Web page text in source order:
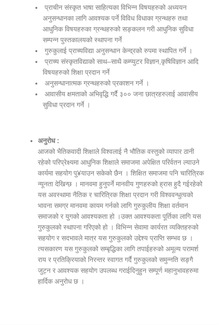
प्राचीन संस्कृत भाषा साहित्यका विभिन्न विषयहरुको अध्ययन
अनुसन्धानका लागि आवश्यक पर्ने विविध विधाका ग्रन्थहरु तथा
आधुनिक विषयहरुका ग्रन्थहरुको सङ्कलन गरी आधुनिक सुविधा
सम्पन्न पुस्तकालयको स्थापना गर्ने
गुरुकुलाई प्राच्यविद्या अनुसन्धान केन्द्रको रुपमा स्थापित गर्ने ।
प्राच्य संस्कृतविद्याको साथ–साथै कम्प्युटर विज्ञान,कृषिविज्ञान आदि
विषयहरुको शिक्षा प्रदान गर्ने
अनुसन्धानात्मक ग्रन्थहरुको प्रकाशन गर्ने ।
आवासीय क्षमताको अभिवृद्धि गर्दै ३०० जना छात्रहरुलाई आवासीय
सुविधा प्रदान गर्ने ।
अनुरोध :
आजको भैतिकवादी शिक्षाले विश्वलाई नै भौतिक वस्तुको व्यापार ठानी
रहेको परिप्रेक्ष्यमा आधुनिक शिक्षाले समाजमा अपेक्षित परिर्वतन ल्याउने
कार्यमा सहयोग पु¥याउन सकेको छैन । शिक्षित समाजमा पनि चारित्रिक
न्यूनता देखिन्छ । मानवमा हुनुपर्ने मानवीय गुणहरुको ह्रास हुदै गईरहेको
यस अवस्थामा नैतिक र चारित्रिक शिक्षा प्रदान गरी विश्ववन्धुत्वको
भावना समग्र मानवमा कायम गर्नको लागि गुरुकुलीय शिक्षा वर्तमान
समाजको र युगको आवश्यकता हो ।उक्त आवश्यकता पूर्तिका लागि यस
गुरुकुलको स्थापना गरिएको हो । विभिन्न सेवामा कार्यरत व्यक्तिहरुको
सहयोग र सदभावले मात्र यस गुरुकुलको उद्देश्य प्राप्ति सम्भव छ ।
त्यसकारण यस गुरुकुलको सम्बृद्धिका लागि तपाईहरुको अमूल्य परामर्श
राय र प्रतिक्रियाको निरन्तर स्वागत गर्दै गुरुकुलको समुन्नति सङ्गै
जुट्न र आवश्यक सहयोग उपलब्ध गराईदिनुहुन सम्पूर्ण महानुभावहरुमा
हार्दिक अनुरोध छ ।